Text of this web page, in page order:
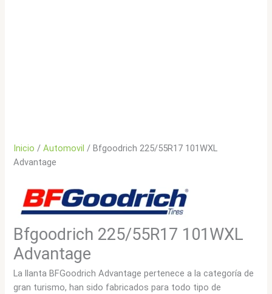
Inicio /Automovil / Bfgoodrich 225/55R17 101WXL
Advantage
Bfgoodrich 225/55R17 101WXL
Advantage
La llanta BFGoodrich Advantage pertenece a la categoría de
gran turismo, han sido fabricados para todo tipo de